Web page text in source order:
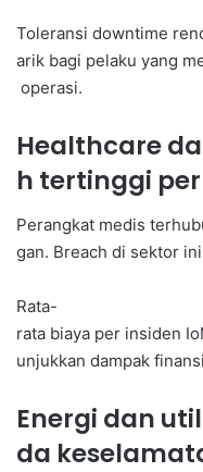
Toleransi downtime
arik bagi pelaku yang
operasi.
Healthcare
h tertinggi
Perangkat medis
gan. Breach di sektor
Rata-
rata biaya per insiden
unjukkan dampak
Energi dan
da